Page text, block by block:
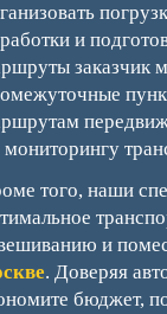
и
заказчик
мониторингу
того, наши
и
. Доверяя
бюджет,